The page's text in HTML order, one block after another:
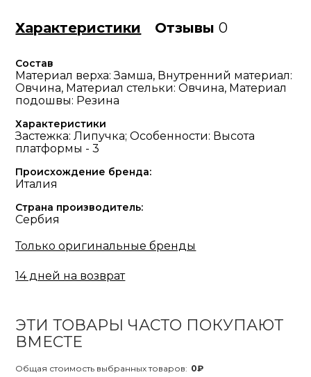
Характеристики Отзывы0
Состав
Материал верха: Замша, Внутренний материал:
Овчина, Материал стельки: Овчина, Материал
подошвы: Резина
Характеристики
Застежка: Липучка; Особенности: Высота
платформы - 3
Происхождение бренда:
Италия
Страна производитель:
Сербия
Только оригинальные бренды
14 дней на возврат
ЭТИ ТОВАРЫ ЧАСТО ПОКУПАЮТ
ВМЕСТЕ
Общая стоимость выбранных товаров: 0₽